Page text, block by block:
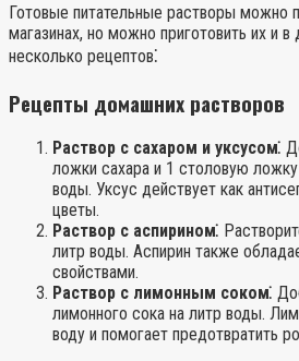
Готовые питательные растворы можно
магазинах, но можно приготовить их и
несколько рецептов⁚
Рецепты домашних растворов
Раствор с сахаром и уксусом⁚
ложки сахара и 1 столовую
воды. Уксус действует как
цветы.
Раствор с аспирином⁚
литр воды. Аспирин также
свойствами.
Раствор с лимонным соком⁚
лимонного сока на литр воды.
воду и помогает предотвратить